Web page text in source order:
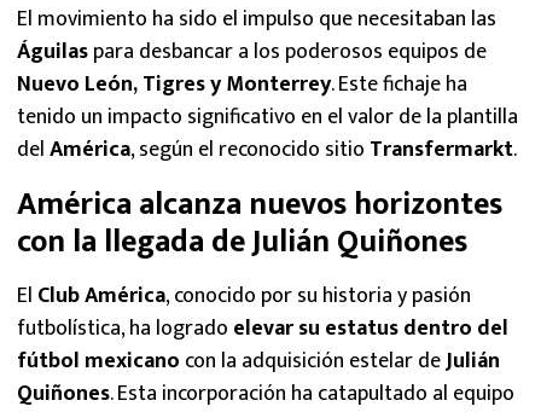
El movimiento ha sido el impulso que necesitaban las
Águilaspara desbancar a los poderosos equipos de
Nuevo León, Tigres y Monterrey. Este fichaje ha
tenido un impacto significativo en el valor de la plantilla
delAmérica, según el reconocido sitio Transfermarkt.
América alcanza nuevos horizontes
con la llegada de Julián Quiñones
El Club América, conocido por su historia y pasión
futbolística, ha logrado elevar su estatus dentro del
fútbol mexicano con la adquisición estelar deJulián
Quiñones. Esta incorporación ha catapultado al equipo